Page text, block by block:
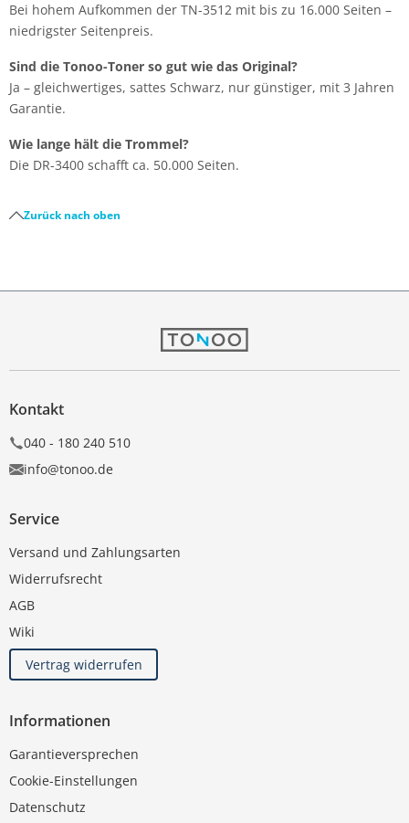
Bei hohem Aufkommen der TN-3512 mit bis zu 16.000 Seiten –
niedrigster Seitenpreis.
Sind die Tonoo-Toner so gut wie das Original?
Ja – gleichwertiges, sattes Schwarz, nur günstiger, mit 3 Jahren
Garantie.
Wie lange hält die Trommel?
Die DR-3400 schafft ca. 50.000 Seiten.
Zurück nach oben
Kontakt
040 - 180 240 510
info@tonoo.de
Service
Versand und Zahlungsarten
Widerrufsrecht
AGB
Wiki
Vertrag widerrufen
Informationen
Garantieversprechen
Cookie-Einstellungen
Datenschutz